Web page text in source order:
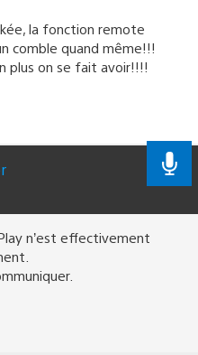
la fonction remote
comble quand même!!!
plus on se fait avoir!!!!
n’est effectivement